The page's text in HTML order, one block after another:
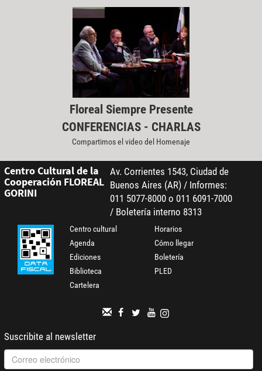
Floreal Siempre Presente
CONFERENCIAS - CHARLAS
Compartimos el video del Homenaje
Centro Cultural de la
Cooperación FLOREAL
GORINI
Av. Corrientes 1543, Ciudad de
Buenos Aires (AR) / Informes:
011 5077-8000 o 011 6091-7000
/ Boletería interno 8313
Centro cultural
Agenda
Ediciones
Biblioteca
Cartelera
Horarios
Cómo llegar
Boletería
PLED
Suscribite al newsletter